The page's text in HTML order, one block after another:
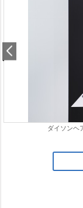
ダイソンヘ